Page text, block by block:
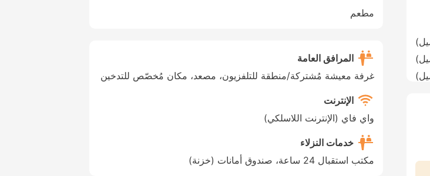
)
)
)
مطعم
المرافق العامة
غرفة معيشة مُشتركة/منطقة للتلفزيون، مصعد، مكان مُخصّص للتدخين
الإنترنت
واي فاي (الإنترنت اللاسلكي)
خدمات النزلاء
مكتب استقبال 24 ساعة، صندوق أمانات (خزنة)